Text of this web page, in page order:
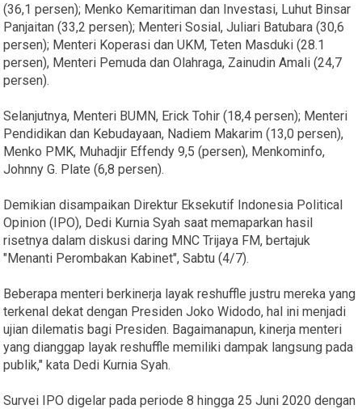
(36,1 persen); Menko Kemaritiman dan Investasi, Luhut Binsar
Panjaitan (33,2 persen); Menteri Sosial, Juliari Batubara (30,6
persen); Menteri Koperasi dan UKM, Teten Masduki (28.1
persen), Menteri Pemuda dan Olahraga, Zainudin Amali (24,7
persen).
Selanjutnya, Menteri BUMN, Erick Tohir (18,4 persen); Menteri
Pendidikan dan Kebudayaan, Nadiem Makarim (13,0 persen),
Menko PMK, Muhadjir Effendy 9,5 (persen), Menkominfo,
Johnny G. Plate (6,8 persen).
Demikian disampaikan Direktur Eksekutif Indonesia Political
Opinion (IPO), Dedi Kurnia Syah saat memaparkan hasil
risetnya dalam diskusi daring MNC Trijaya FM, bertajuk
"Menanti Perombakan Kabinet", Sabtu (4/7).
Beberapa menteri berkinerja layak reshuffle justru mereka yang
terkenal dekat dengan Presiden Joko Widodo, hal ini menjadi
ujian dilematis bagi Presiden. Bagaimanapun, kinerja menteri
yang dianggap layak reshuffle memiliki dampak langsung pada
publik," kata Dedi Kurnia Syah.
Survei IPO digelar pada periode 8 hingga 25 Juni 2020 dengan